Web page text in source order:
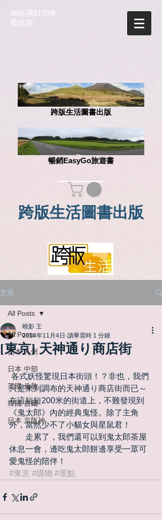
88折滿$150免
費送貨
跨版生活圖書出版
暢銷EasyGo旅遊書
跨版生活圖書出版
文章
All Posts
日本 九州
日本 中部
英國 倫敦
韓國 首爾
日本 京阪神
All Posts
[東京] 天神通り商店街
曉影 王
2014年11月4日 讀畢需時 1 分鐘
只是來到調布的天神通り商店街而已～
在這短短200米的街道上，不難發現到
《鬼太郎》內的經典鬼怪。除了主角
外，當然少不了小貓女與星鼠君！
走累了，我們還可以到鬼太郎茶屋
休息一會，邊吃鬼太郎餅邊享受一眾可
愛鬼怪的陪伴！
#東京 #購物 #景點